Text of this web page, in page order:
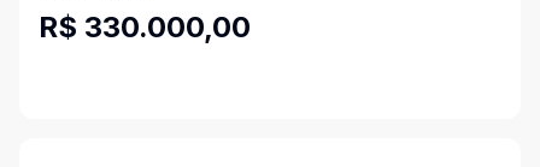
R$ 330.000,00